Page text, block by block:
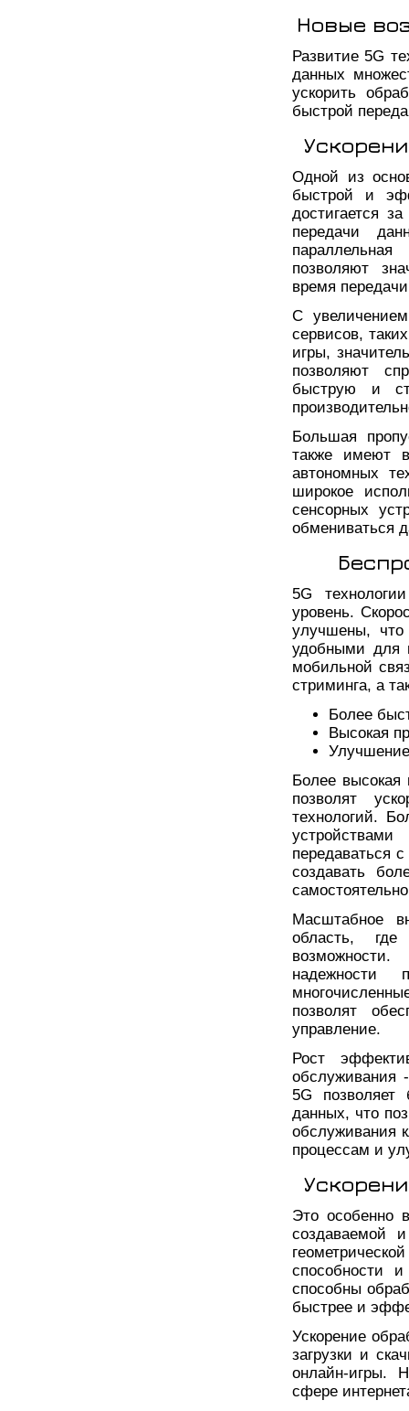
Новые
Развитие 5G
данных
ускорить
быстрой
Одной из
быстрой и
достигается
передачи
позволяют
время
С
сервисов,
игры,
позволяют
быструю и
Большая
также имеют
автономных
широкое
сенсорных
обмениваться
5G
уровень.
улучшены,
удобными для
мобильной
стриминга, а
Более
Высокая
Более высокая
позволят
технологий.
передаваться
создавать
Масштабное
область,
надежности
позволят
управление.
Рост
обслуживания
5G
данных, что
обслуживания
процессам и
Это особенно
создаваемой
способности
способны
быстрее и
Ускорение
загрузки и
онлайн-игры.
сфере